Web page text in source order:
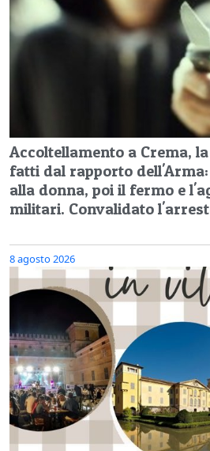
Accoltellamento a Crema,
fatti dal rapporto
alla donna, poi il fermo e
militari. Convalidato
8 agosto 2026